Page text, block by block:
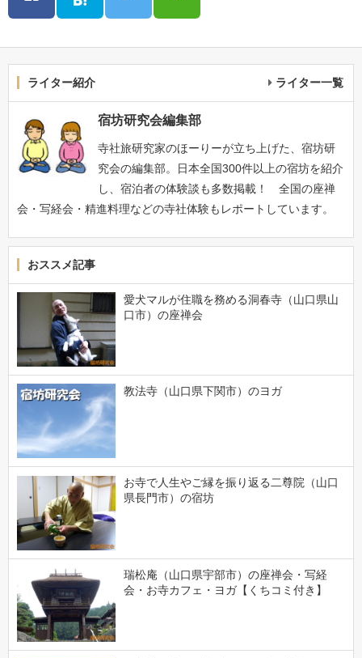
ライター紹介 ライター一覧
宿坊研究会編集部
寺社旅研究家のほーりーが立ち上げた、宿坊研
究会の編集部。日本全国300件以上の宿坊を紹介
し、宿泊者の体験談も多数掲載！ 全国の座禅
会・写経会・精進料理などの寺社体験もレポートしています。
おススメ記事
愛犬マルが住職を務める洞春寺（山口県山
口市）の座禅会
教法寺（山口県下関市）のヨガ
お寺で人生やご縁を振り返る二尊院（山口
県長門市）の宿坊
瑞松庵（山口県宇部市）の座禅会・写経
会・お寺カフェ・ヨガ【くちコミ付き】